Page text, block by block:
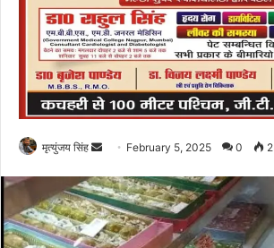
मृत्युंजय सिंह
Send
email
February 5, 2025 0